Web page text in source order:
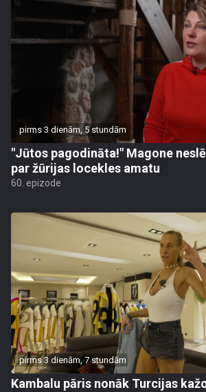
pirms 3 dienām, 5 stundām
"Jūtos pagodināta!" Magone
par žūrijas locekles amatu
60. epizode
pirms 3 dienām, 7 stundām
Kambalu pāris nonāk Turcijas